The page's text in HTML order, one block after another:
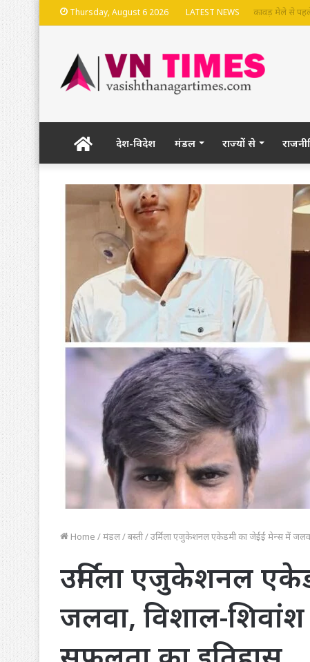
Thursday, August 6 2026 LATEST NEWS भदेश्वरनाथ
Homeदेश-विदेश मंडल राज्यों से
Home /मंडल/बस्ती/उर्मिला एजुकेशनल एकेडमी का जेईई मेन्स में
उर्मिला एजुकेशनल
जलवा, विशाल-